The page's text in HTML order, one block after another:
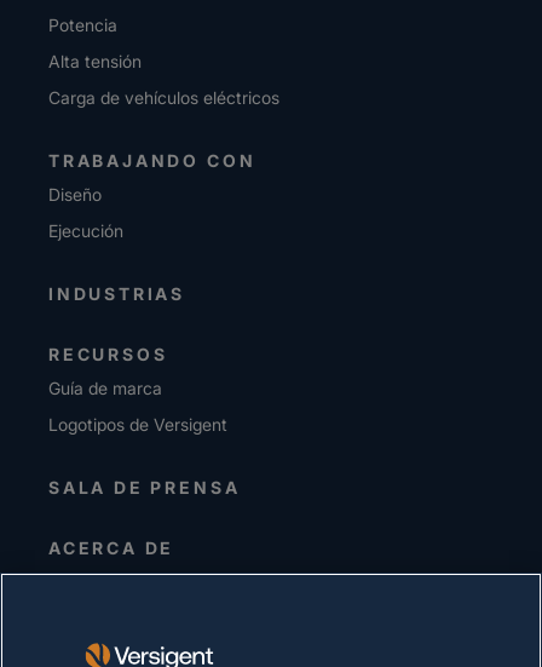
Potencia
Alta tensión
Carga de vehículos eléctricos
TRABAJANDO CON
Diseño
Ejecución
INDUSTRIAS
RECURSOS
Guía de marca
Logotipos de Versigent
SALA DE PRENSA
ACERCA DE
Alta dirección
Proveedores